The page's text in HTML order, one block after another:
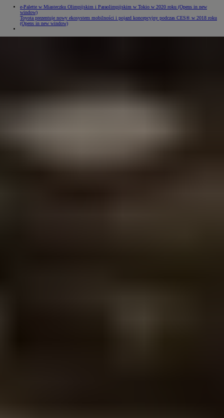
e-Palette w Miasteczku Olimpijskim i Paraolimpijskim w Tokio w 2020 roku (Opens in new
window)
Toyota prezentuje nowy ekosystem mobilności i pojazd koncepcyjny podczas CES® w 2018 roku
(Opens in new window)